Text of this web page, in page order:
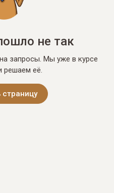
не так
запросы. Мы уже в курсе
решаем её.
страницу